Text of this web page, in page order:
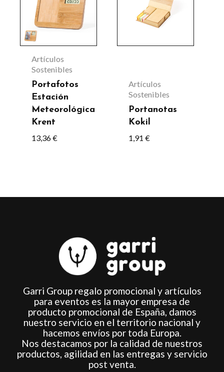
de
producto
Artículos
Sostenibles
Portafotos
Estación
Meteorológica
Krent
13,36€
Artículos
Sostenibles
Portanotas
Kokil
1,91 €
tiene
múltiples
se
pueden
elegir
Garri Group regalo promocional y artículos
para eventos es la mayor empresa de
producto promocional de España, damos
nuestro servicio en el territorio nacional y
hacemos envíos por toda Europa.
Nos destacamos por la calidad de nuestros
productos, agilidad en las entregas y servicio
post venta.